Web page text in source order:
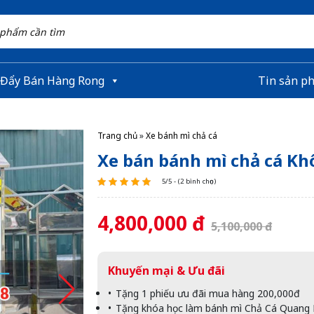
Bán Hàng Rong Tin sản
Trang chủ»Xe bánh mì chả cá
Xe bán bánh mì chả cá
5/5 - (2 bình chọn)
4,800,000 đ 5,100,000 đ
Khuyến mại & Ưu đãi
Tặng 1 phiếu ưu đãi mua hàng 200,000đ
Tặng khóa học làm bánh mì Chả Cá Quang